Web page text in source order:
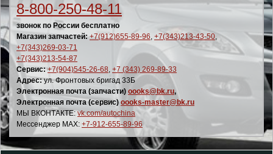
8-800-250-48-11
звонок по России бесплатно
Магазин запчастей: +7(912)655-89-96, +7(343)213-43-50,
+7(343)269-03-71
+7(343)213-54-87
Сервис: +7(904)545-26-68, +7 (343) 269-89-33
Адрес:ул. Фронтовых бригад 33Б
Электронная почта (запчасти) oooks@bk.ru,
Электронная почта (сервис) oooks-master@bk.ru
МЫ ВКОНТАКТЕ: vk.com/autochina
Мессенджер MAX: +7-912-655-89-96